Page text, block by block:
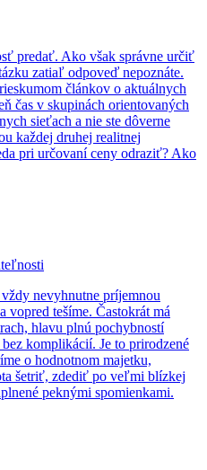
predať. Ako však správne určiť
zatiaľ odpoveď nepoznáte.
článkov o aktuálnych
čas v skupinách orientovaných
sieťach a nie ste dôverne
každej druhej realitnej
pri určovaní ceny odraziť? Ako
nevyhnutne príjemnou
vopred tešíme. Častokrát má
hlavu plnú pochybností
komplikácií. Je to prirodzené
o hodnotnom majetku,
šetriť, zdediť po veľmi blízkej
peknými spomienkami.